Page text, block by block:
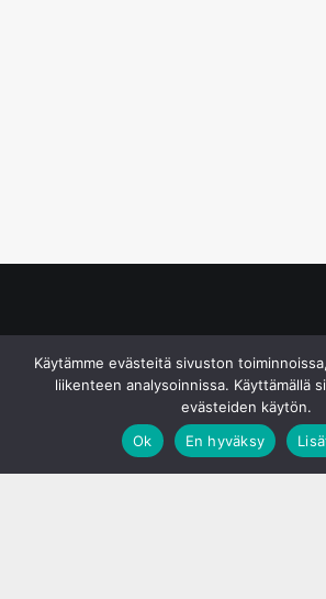
Käytämme evästeitä sivuston
liikenteen analysoinnissa. Käyttämällä
evästeiden käytön.
Ok
En hyväksy